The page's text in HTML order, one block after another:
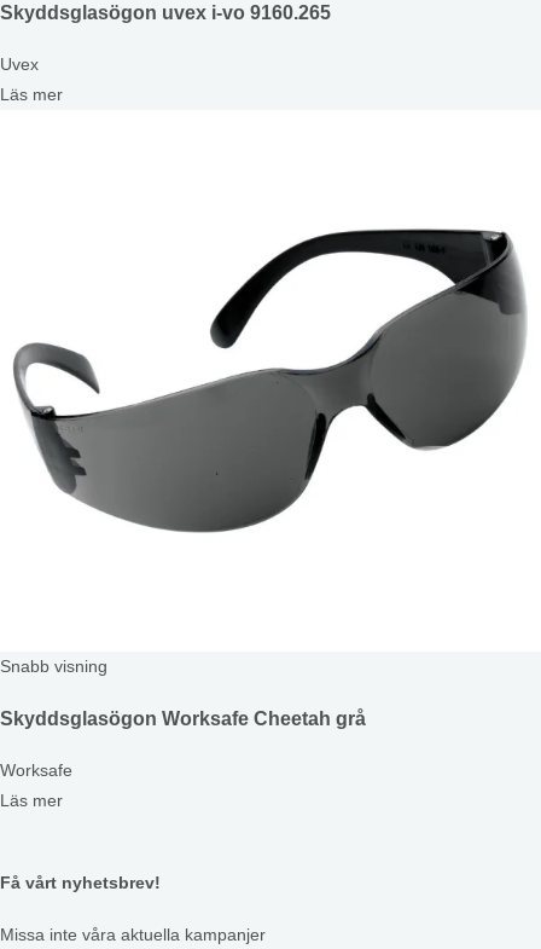
Skyddsglasögon uvex i-vo 9160.265
Uvex
Läs mer
Snabb visning
Skyddsglasögon Worksafe Cheetah grå
Worksafe
Läs mer
Få vårt nyhetsbrev!
Missa inte våra aktuella kampanjer